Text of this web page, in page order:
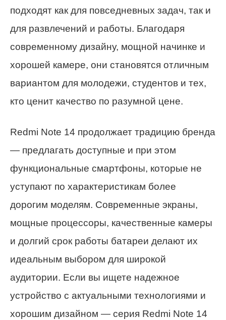
подходят как для повседневных задач, так и
для развлечений и работы. Благодаря
современному дизайну, мощной начинке и
хорошей камере, они становятся отличным
вариантом для молодежи, студентов и тех,
кто ценит качество по разумной цене.
Redmi Note 14 продолжает традицию бренда
— предлагать доступные и при этом
функциональные смартфоны, которые не
уступают по характеристикам более
дорогим моделям. Современные экраны,
мощные процессоры, качественные камеры
и долгий срок работы батареи делают их
идеальным выбором для широкой
аудитории. Если вы ищете надежное
устройство с актуальными технологиями и
хорошим дизайном — серия Redmi Note 14